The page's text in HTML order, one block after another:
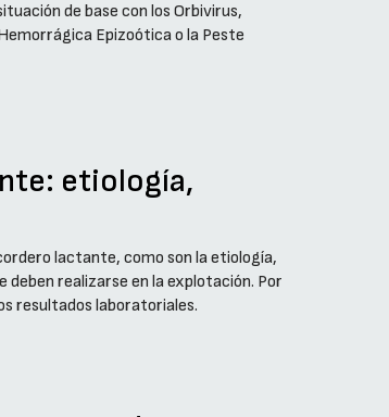
de base con los Orbivirus,
Epizoótica o la Peste
etiología,
lactante, como son la etiología,
realizarse en la explotación. Por
resultados laboratoriales.